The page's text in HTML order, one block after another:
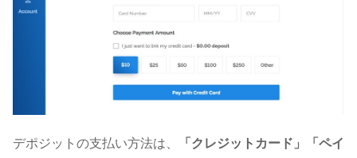
デポジットの支払い方法は、
「クレジットカード」「ペイ